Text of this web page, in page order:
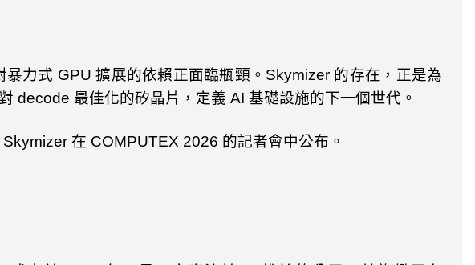
暴力式 GPU擴展的依賴正面臨瓶頸。 Skymizer 的存在，正是為
decode 最佳化的矽晶片，定義 AI 基礎設施的下一個世代。
Skymizer 在 COMPUTEX 2026 的記者會中公布。